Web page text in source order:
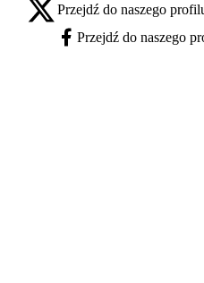
X - otwiera się w nowej karcie
Przejdź do naszego
Facebook - otwiera się w nowej
Przejdź do naszego